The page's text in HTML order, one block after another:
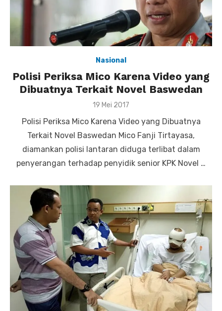
Nasional
Polisi Periksa Mico Karena Video yang
Dibuatnya Terkait Novel Baswedan
Posted
19 Mei 2017
Polisi Periksa Mico Karena Video yang Dibuatnya
Terkait Novel Baswedan Mico Fanji Tirtayasa,
diamankan polisi lantaran diduga terlibat dalam
penyerangan terhadap penyidik senior KPK Novel …